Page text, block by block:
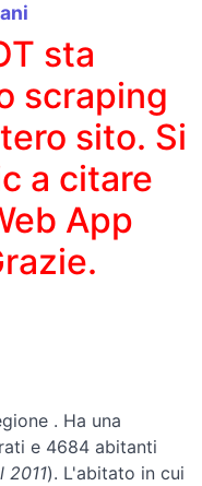
sta
scraping
sito. Si
a citare
App
. Ha una
e 4684 abitanti
2011). L'abitato in cui